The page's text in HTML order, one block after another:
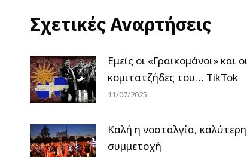
Σχετικές Αναρτήσεις
Εμείς οι «Γραικομάνοι» και
κομιτατζήδες του… TikTok
11/07/2025
Καλή η νοσταλγία,
συμμετοχή